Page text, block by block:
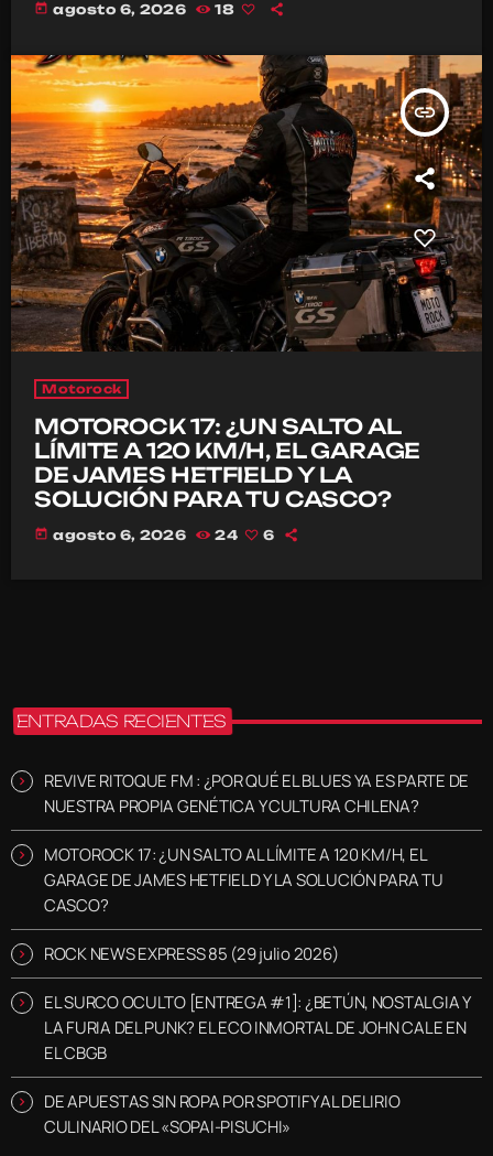
today agosto 6, 2026 18
insert_link
Motorock
MOTOROCK 17: ¿UN SALTO AL
LÍMITE A 120 KM/H, EL GARAGE
DE JAMES HETFIELD Y LA
SOLUCIÓN PARA TU CASCO?
today agosto 6, 2026 24 6
ENTRADAS RECIENTES
REVIVE RITOQUE FM : ¿POR QUÉ EL BLUES YA ES PARTE DE
NUESTRA PROPIA GENÉTICA Y CULTURA CHILENA?
MOTOROCK 17: ¿UN SALTO AL LÍMITE A 120 KM/H, EL
GARAGE DE JAMES HETFIELD Y LA SOLUCIÓN PARA TU
CASCO?
ROCK NEWS EXPRESS 85 (29 julio 2026)
EL SURCO OCULTO [ENTREGA #1]: ¿BETÚN, NOSTALGIA Y
LA FURIA DEL PUNK? EL ECO INMORTAL DE JOHN CALE EN
EL CBGB
DE APUESTAS SIN ROPA POR SPOTIFY AL DELIRIO
CULINARIO DEL «SOPAI-PISUCHI»